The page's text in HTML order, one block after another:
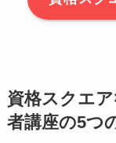
資格スクエ
者講座の5つ